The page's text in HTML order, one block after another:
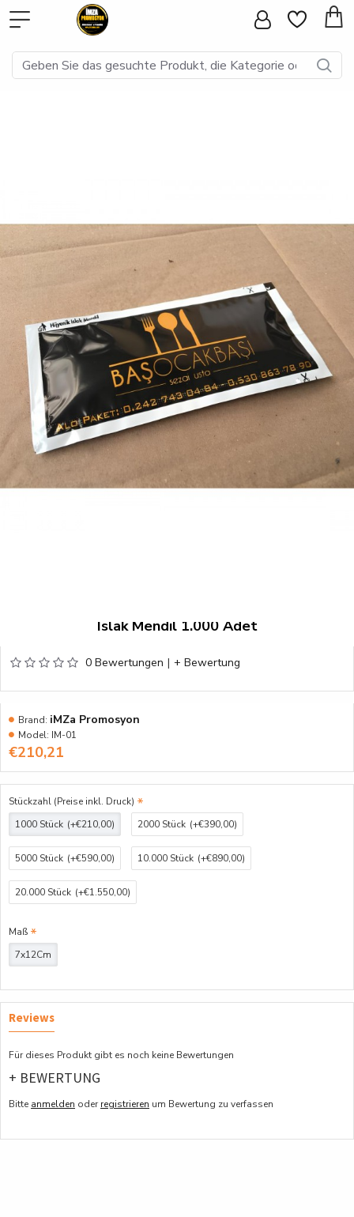
Islak Mendil 1.000 Adet
0 Bewertungen | + Bewertung
€210,21
Brand: iMZa Promosyon
Model: IM-01
Stückzahl (Preise inkl. Druck)
1000 Stück (+€210,00) 2000 Stück (+€390,00)
5000 Stück (+€590,00) 10.000 Stück (+€890,00)
20.000 Stück (+€1.550,00)
Maß
7x12Cm
Reviews
Für dieses Produkt gibt es noch keine Bewertungen
+ BEWERTUNG
Bitte anmelden oderregistrieren um Bewertung zu verfassen